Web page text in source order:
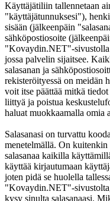
Käyttäjätiliin tallennetaan
"käyttäjätunnuksesi"),
sisään (jälkeenpäin
sähköpostiosoite
"Kovaydin.NET"-sivustolla
jossa palvelin sijaitsee.
salasanan ja
rekisteröityessä on meidän
voit itse päättää mitkä
liittyä ja poistua
haluat muokkaamalla omia
Salasanasi on turvattu
menetelmällä. On kuitenkin
salasanaa kaikilla
käyttää kirjautumaan
joten pidä se huolella
"Kovaydin.NET"-
kysy sinulta salasanaasi.